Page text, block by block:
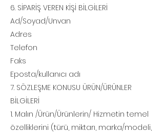
6. SİPARİŞ VEREN KİŞİ BİLGİLERİ
Ad/Soyad/Unvan
Adres
Telefon
Faks
Eposta/kullanıcı adı
7. SÖZLEŞME KONUSU ÜRÜN/ÜRÜNLER
BİLGİLERİ
1. Malın /Ürün/Ürünlerin/ Hizmetin temel
özelliklerini (türü, miktarı, marka/modeli,